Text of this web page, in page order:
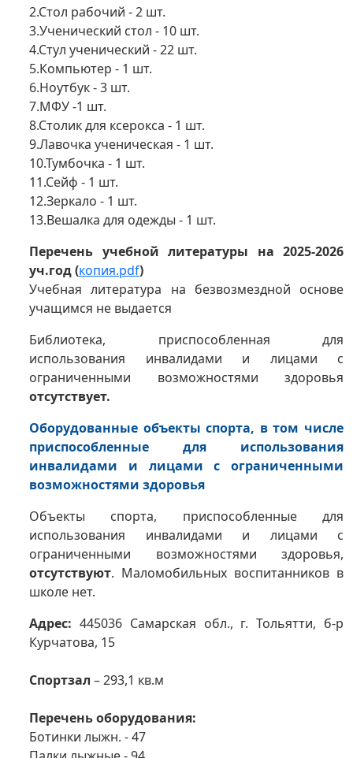
2.Стол рабочий - 2 шт.
3.Ученический стол - 10 шт.
4.Стул ученический - 22 шт.
5.Компьютер - 1 шт.
6.Ноутбук - 3 шт.
7.МФУ -1 шт.
8.Столик для ксерокса - 1 шт.
9.Лавочка ученическая - 1 шт.
10.Тумбочка - 1 шт.
11.Сейф - 1 шт.
12.Зеркало - 1 шт.
13.Вешалка для одежды - 1 шт.
Перечень учебной литературы на 2025-2026
уч.год (копия.pdf)
Учебная литература на безвозмездной основе
учащимся не выдается
Библиотека, приспособленная для
использования инвалидами и лицами с
ограниченными возможностями здоровья
отсутствует.
Оборудованные объекты спорта, в том числе
приспособленные для использования
инвалидами и лицами с ограниченными
возможностями здоровья
Объекты спорта, приспособленные для
использования инвалидами и лицами с
ограниченными возможностями здоровья,
отсутствуют. Маломобильных воспитанников в
школе нет.
Адрес: 445036 Самарская обл., г. Тольятти, б-р
Курчатова, 15
Спортзал – 293,1 кв.м
Перечень оборудования:
Ботинки лыжн. - 47